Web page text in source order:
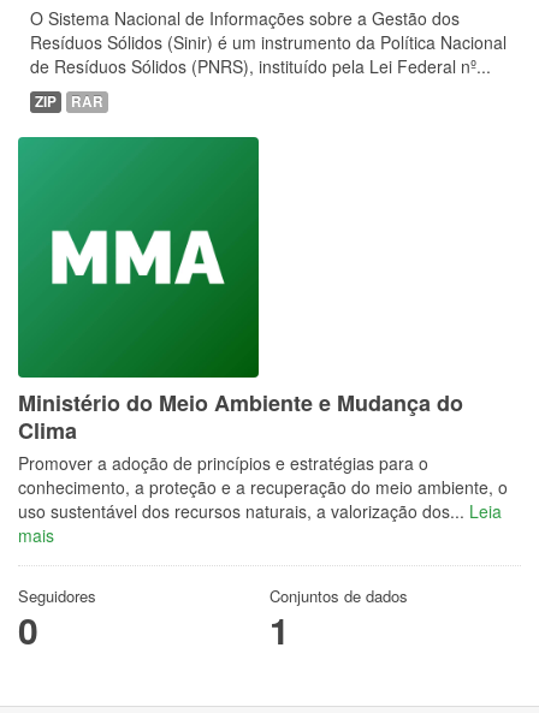
O Sistema Nacional de Informações sobre a Gestão dos
Resíduos Sólidos (Sinir) é um instrumento da Política Nacional
de Resíduos Sólidos (PNRS), instituído pela Lei Federal nº...
ZIP RAR
Ministério do Meio Ambiente e Mudança do
Clima
Promover a adoção de princípios e estratégias para o
conhecimento, a proteção e a recuperação do meio ambiente, o
uso sustentável dos recursos naturais, a valorização dos... Leia
mais
Seguidores
0
Conjuntos de dados
1